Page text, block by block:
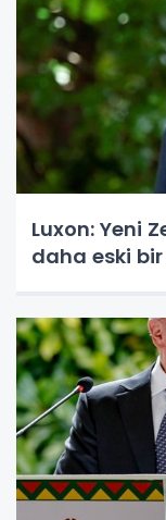
Luxon: Yeni
daha eski